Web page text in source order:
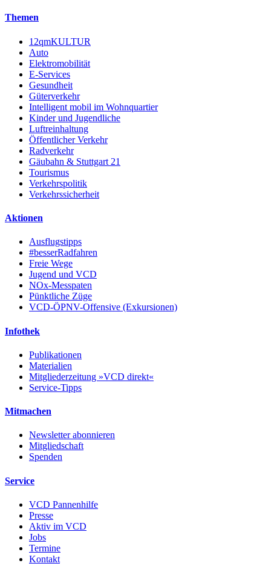
Themen
12qmKULTUR
Auto
Elektromobilität
E-Services
Gesundheit
Güterverkehr
Intelligent mobil im Wohnquartier
Kinder und Jugendliche
Luftreinhaltung
Öffentlicher Verkehr
Radverkehr
Gäubahn & Stuttgart 21
Tourismus
Verkehrspolitik
Verkehrssicherheit
Aktionen
Ausflugstipps
#besserRadfahren
Freie Wege
Jugend und VCD
NOx-Messpaten
Pünktliche Züge
VCD-ÖPNV-Offensive (Exkursionen)
Infothek
Publikationen
Materialien
Mitgliederzeitung »VCD direkt«
Service-Tipps
Mitmachen
Newsletter abonnieren
Mitgliedschaft
Spenden
Service
VCD Pannenhilfe
Presse
Aktiv im VCD
Jobs
Termine
Kontakt